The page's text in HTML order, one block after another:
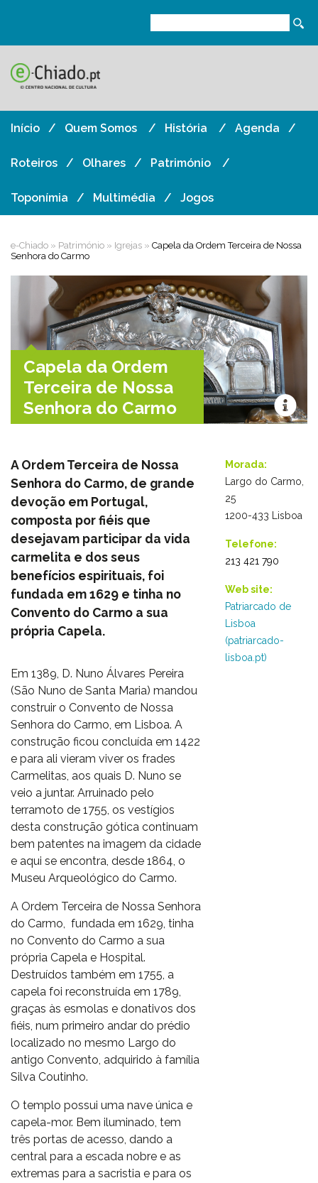
Início Quem Somos História Agenda
Roteiros Olhares Património
Toponímia Multimédia Jogos
e-Chiado » Património » Igrejas » Capela da Ordem Terceira de Nossa
Senhora do Carmo
Capela da Ordem
Terceira de Nossa
Senhora do Carmo
A Ordem Terceira de Nossa
Senhora do Carmo, de grande
devoção em Portugal,
composta por fiéis que
desejavam participar da vida
carmelita e dos seus
benefícios espirituais, foi
fundada em 1629 e tinha no
Convento do Carmo a sua
própria Capela.
Em 1389, D. Nuno Álvares Pereira
(São Nuno de Santa Maria) mandou
construir o Convento de Nossa
Senhora do Carmo, em Lisboa. A
construção ficou concluída em 1422
e para ali vieram viver os frades
Carmelitas, aos quais D. Nuno se
veio a juntar. Arruinado pelo
terramoto de 1755, os vestígios
desta construção gótica continuam
bem patentes na imagem da cidade
e aqui se encontra, desde 1864, o
Museu Arqueológico do Carmo.
A Ordem Terceira de Nossa Senhora
do Carmo, fundada em 1629, tinha
no Convento do Carmo a sua
própria Capela e Hospital.
Destruídos também em 1755, a
capela foi reconstruída em 1789,
graças às esmolas e donativos dos
fiéis, num primeiro andar do prédio
localizado no mesmo Largo do
antigo Convento, adquirido à família
Silva Coutinho.
O templo possui uma nave única e
capela-mor. Bem iluminado, tem
três portas de acesso, dando a
central para a escada nobre e as
extremas para a sacristia e para os
Morada:
Largo do Carmo,
25
1200-433 Lisboa
Telefone:
213 421 790
Web site:
Patriarcado de
Lisboa
(patriarcado-
lisboa.pt)